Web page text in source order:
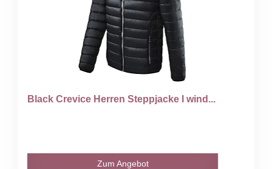
Black Crevice Herren Steppjacke I wind...
Zum Angebot